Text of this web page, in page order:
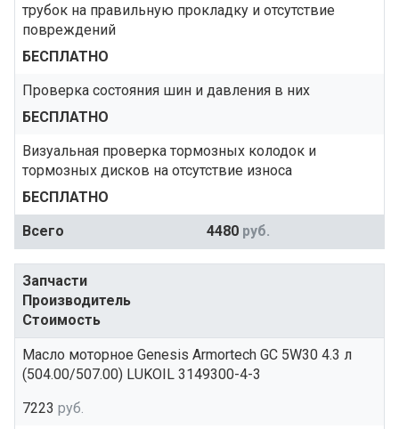
трубок на правильную прокладку и отсутствие
повреждений
БЕСПЛАТНО
Проверка состояния шин и давления в них
БЕСПЛАТНО
Визуальная проверка тормозных колодок и
тормозных дисков на отсутствие износа
БЕСПЛАТНО
Всего
4480 руб.
Запчасти
Производитель
Стоимость
Масло моторное Genesis Armortech GC 5W30 4.3 л
(504.00/507.00) LUKOIL 3149300-4-3
7223 руб.